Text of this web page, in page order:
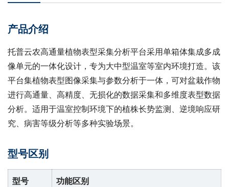
产品介绍
托普云农高通量植物表型采集分析平台采用单箱体集成多成
像单元的一体化设计，专为大中型温室等室内环境打造。该
平台集植物表型图像采集与参数分析于一体，可对盆栽作物
进行高通量、高精度、无损化的数据采集和多维度表型数据
分析。适用于温室控制环境下的植株长势监测、逆境响应研
究、病害等级分析等多种实验场景。
型号区别
型号 功能区别